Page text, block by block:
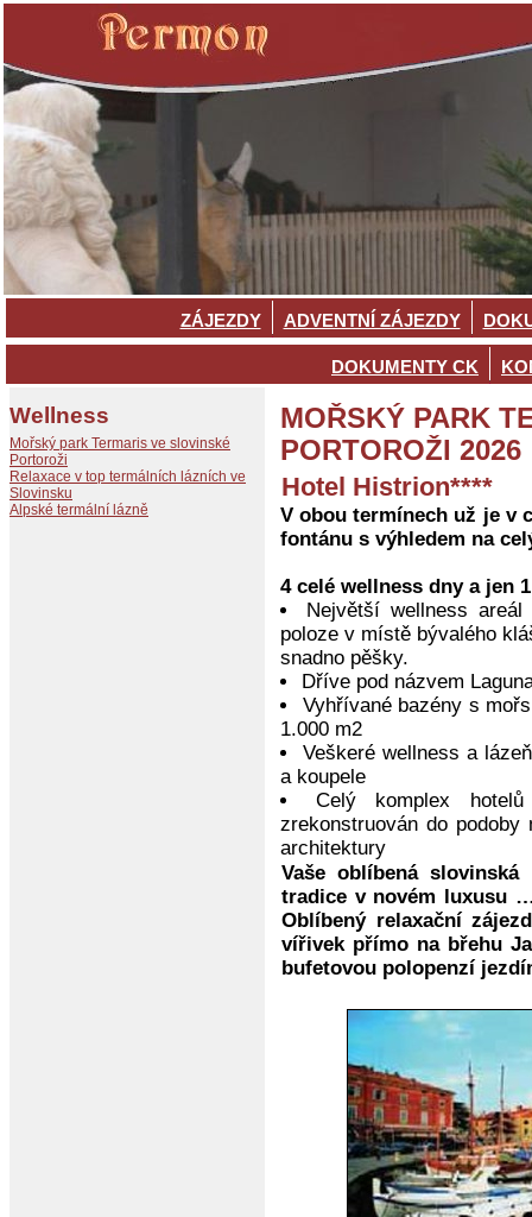
ZÁJEZDY ADVENTNÍ ZÁJEZDY
DOKUMENTY CK
Wellness
Mořský park Termaris ve slovinské
Portoroži
Relaxace v top termálních lázních ve
Slovinsku
Alpské termální lázně
MOŘSKÝ PARK
PORTOROŽI 2026
Hotel Histrion****
V obou termínech už je v
fontánu s výhledem na
4 celé wellness dny a jen
Největší wellness
poloze v místě bývalého
snadno pěšky.
Dříve pod názvem
Vyhřívané bazény s
1.000 m2
Veškeré wellness a
a koupele
Celý komplex
zrekonstruován do
architektury
Vaše oblíbená
tradice v novém luxusu
Oblíbený relaxační
vířivek přímo na břehu
bufetovou polopenzí